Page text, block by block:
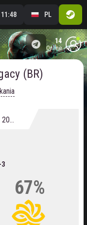
11:48 PL
14
online
(BR)
67%
IEM Cologne Major 2026
3